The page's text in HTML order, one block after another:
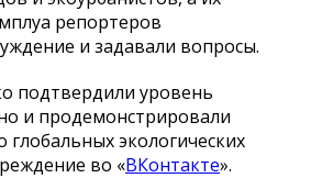
репортеров
и задавали вопросы.
подтвердили уровень
и продемонстрировали
экологических
во «ВКонтакте».